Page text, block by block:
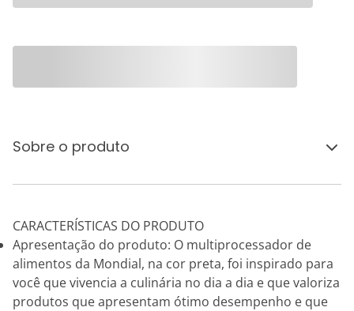
Sobre o produto
CARACTERÍSTICAS DO PRODUTO
Apresentação do produto: O multiprocessador de
alimentos da Mondial, na cor preta, foi inspirado para
você que vivencia a culinária no dia a dia e que valoriza
produtos que apresentam ótimo desempenho e que